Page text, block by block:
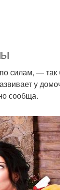
силам, — так
у
сообща.